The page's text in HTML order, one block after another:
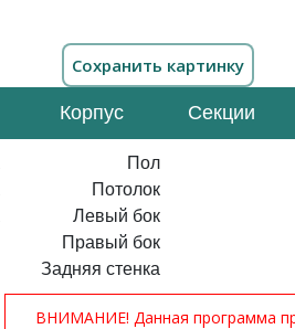
Корпус Секции
Пол
Потолок
Левый бок
Правый бок
Задняя стенка
ВНИМАНИЕ! Данная программа